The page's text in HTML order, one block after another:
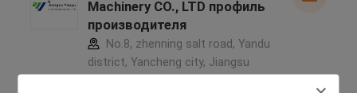
Machinery CO., LTD профиль
производителя
No.8, zhenning salt road, Yandu
district, Yancheng city, Jiangsu